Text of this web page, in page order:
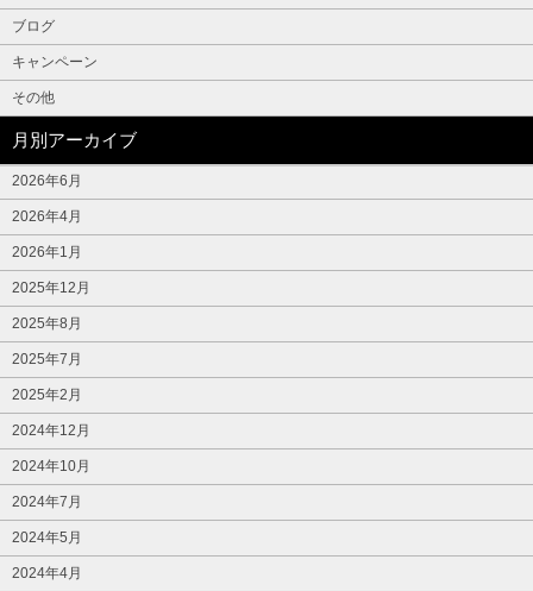
ブログ
キャンペーン
その他
月別アーカイブ
2026年6月
2026年4月
2026年1月
2025年12月
2025年8月
2025年7月
2025年2月
2024年12月
2024年10月
2024年7月
2024年5月
2024年4月